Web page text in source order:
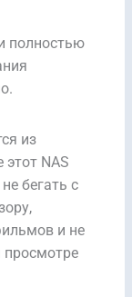
полностью
из
NAS
бегать c
и не